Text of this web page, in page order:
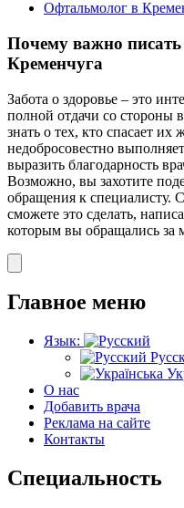
Офтальмолог в
Почему важно
Кременчуга
Забота о здоровье – это
полной отдачи со стороны
знать о тех, кто спасает их
недобросовестно
выразить благодарность
Возможно, вы захотите
обращения к специалисту.
сможете это сделать,
которым вы обращались
Главное меню
Язык:
О нас
Добавить врача
Реклама на сайте
Контакты
Специальность